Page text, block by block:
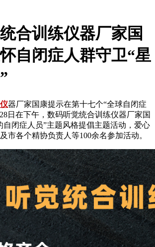
合训练仪器厂家国
自闭症人群守卫“星
器厂家国康提示在第十七个“全球自闭症
日在下午，数码听觉统合训练仪器厂家国
自闭症人员”主题风格提倡主题活动，爱心
市各个精协负责人等100余名参加活动。